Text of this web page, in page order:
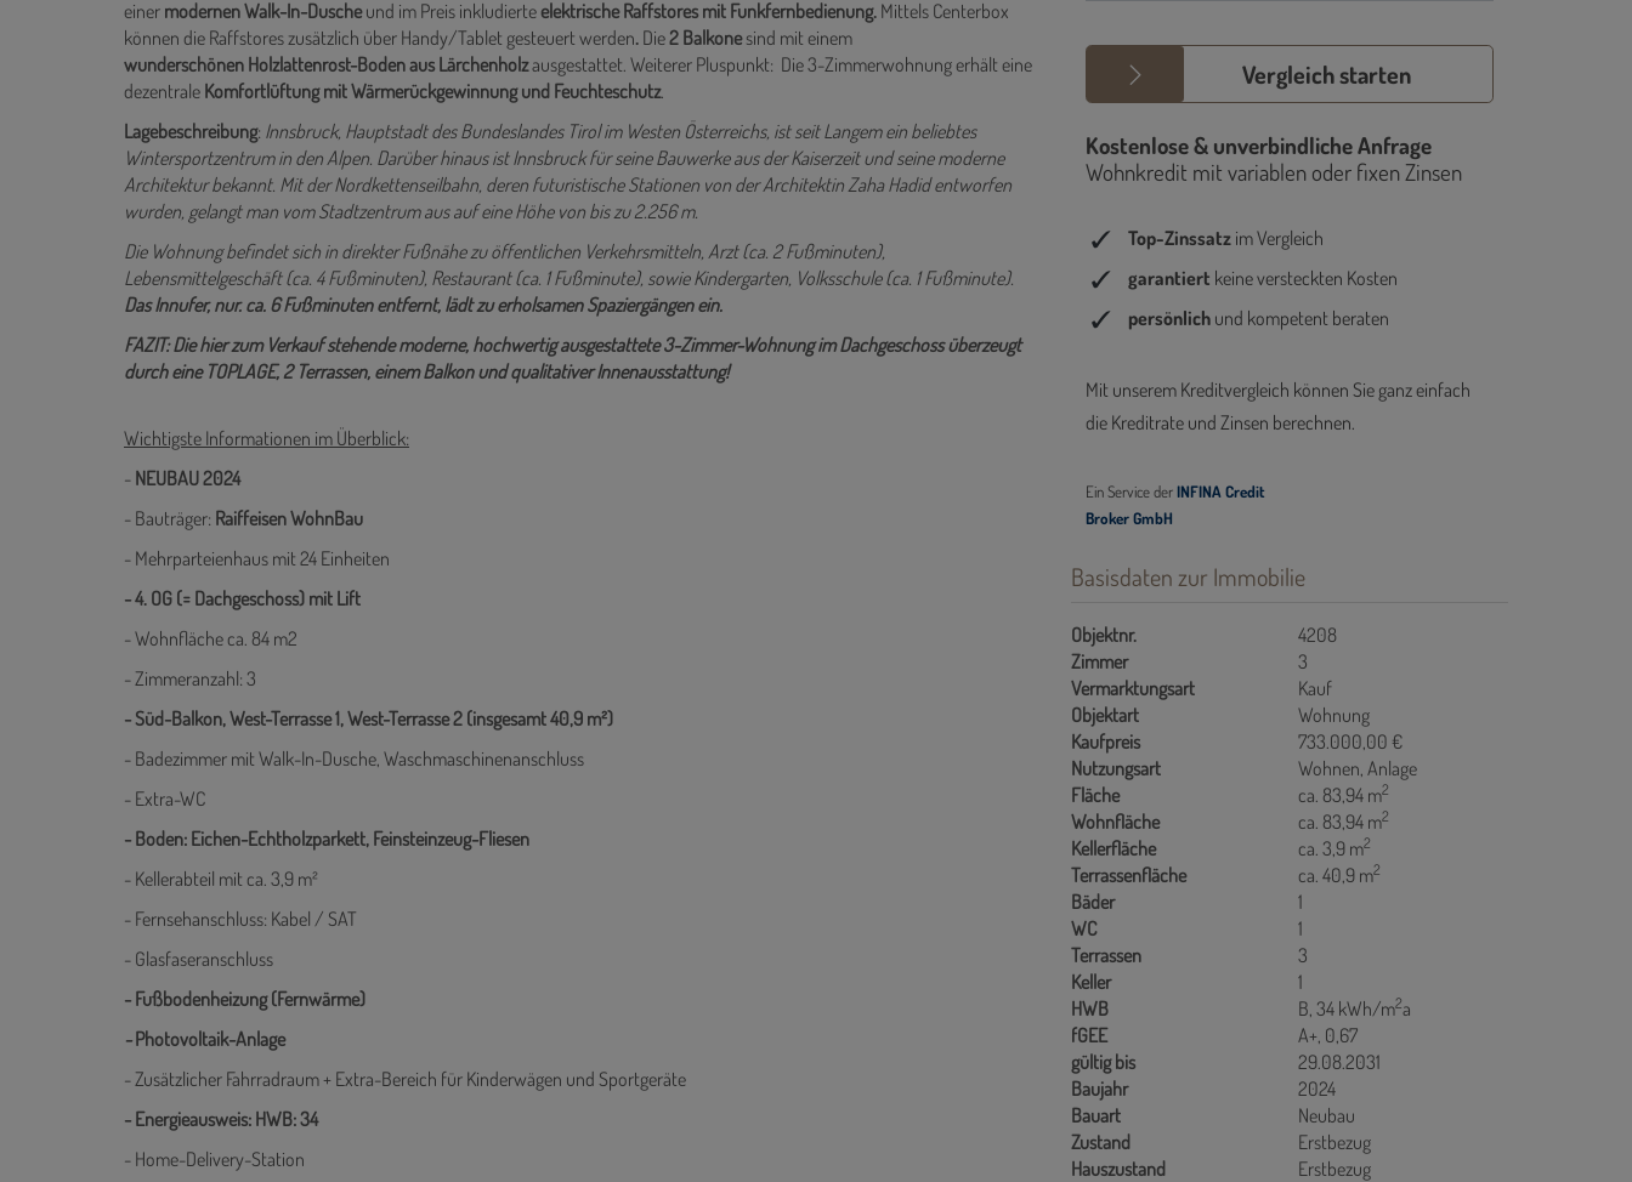
einer modernen Walk-In-Duscheund im Preis inkludierteelektrische Raffstores mit Funkfernbedienung. Mittels Centerbox
können die Raffstores zusätzlich über Handy/Tablet gesteuert werden. Die2 Balkonesind mit einem
wunderschönen Holzlattenrost-Boden aus Lärchenholzausgestattet. Weiterer Pluspunkt: Die 3-Zimmerwohnung erhält eine
dezentrale Komfortlüftung mit Wärmerückgewinnung und Feuchteschutz.
Lagebeschreibung: Innsbruck, Hauptstadt des Bundeslandes Tirol im Westen Österreichs, ist seit Langem ein beliebtes
Wintersportzentrum in den Alpen. Darüber hinaus ist Innsbruck für seine Bauwerke aus der Kaiserzeit und seine moderne
Architektur bekannt. Mit der Nordkettenseilbahn, deren futuristische Stationen von der Architektin Zaha Hadid entworfen
wurden, gelangt man vom Stadtzentrum aus auf eine Höhe von bis zu 2.256 m.
Die Wohnung befindet sich in direkter Fußnähe zu öffentlichen Verkehrsmitteln, Arzt (ca. 2 Fußminuten),
Lebensmittelgeschäft (ca. 4 Fußminuten), Restaurant (ca. 1 Fußminute), sowie Kindergarten, Volksschule (ca. 1 Fußminute).
Das Innufer, nur. ca. 6 Fußminuten entfernt, lädt zu erholsamen Spaziergängen ein.
FAZIT: Die hier zum Verkauf stehende moderne, hochwertig ausgestattete 3-Zimmer-Wohnung im Dachgeschoss überzeugt
durch eine TOPLAGE, 2 Terrassen, einem Balkon und qualitativer Innenausstattung!
Wichtigste Informationen im Überblick:
- NEUBAU 2024
- Bauträger: Raiffeisen WohnBau
- Mehrparteienhaus mit 24 Einheiten
- 4. OG (= Dachgeschoss) mit Lift
- Wohnfläche ca. 84 m2
- Zimmeranzahl: 3
- Süd-Balkon, West-Terrasse 1, West-Terrasse 2 (insgesamt 40,9 m²)
- Badezimmer mit Walk-In-Dusche, Waschmaschinenanschluss
- Extra-WC
- Boden: Eichen-Echtholzparkett, Feinsteinzeug-Fliesen
- Kellerabteil mit ca. 3,9 m²
- Fernsehanschluss: Kabel / SAT
- Glasfaseranschluss
- Fußbodenheizung (Fernwärme)
-Photovoltaik-Anlage
- Zusätzlicher Fahrradraum + Extra-Bereich für Kinderwägen und Sportgeräte
- Energieausweis: HWB: 34
- Home-Delivery-Station
Basisdaten zur Immobilie
Objektnr.
4208
Zimmer
3
Vermarktungsart
Kauf
Objektart
Wohnung
Kaufpreis
733.000,00 €
Nutzungsart
Wohnen Anlage
Fläche
ca. 83,94 m2
Wohnfläche ca. 83,94 m2
Kellerfläche ca. 3,9 m2
Terrassenfläche ca. 40,9 m2
Bäder
1
WC
1
Terrassen
3
Keller
1
HWB
B, 34 kWh/m2a
fGEE
A+, 0,67
gültig bis
29.08.2031
Baujahr
2024
Bauart
Neubau
Zustand
Erstbezug
Hauszustand
Erstbezug